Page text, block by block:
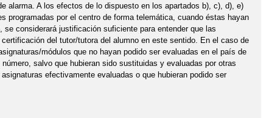
alarma. A los efectos de lo dispuesto en los apartados b), c), d), e)
por el centro de forma telemática, cuando éstas hayan
considerará justificación suficiente para entender que las
del tutor/tutora del alumno en este sentido. En el caso de
módulos que no hayan podido ser evaluadas en el país de
salvo que hubieran sido sustituidas y evaluadas por otras
efectivamente evaluadas o que hubieran podido ser